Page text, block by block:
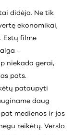
didėja. Ne tik
ekonomikai,
Estų filme
–
niekada gerai,
pats.
pataupyti
daug
medienos ir jos
reikėtų. Verslo